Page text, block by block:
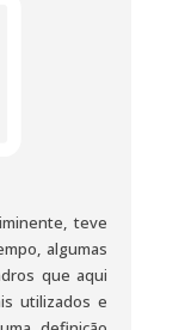
teve
algumas
que aqui
utilizados e